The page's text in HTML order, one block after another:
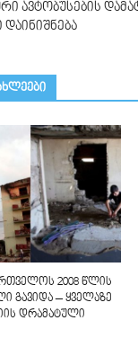
ავტობუსების
2008 წლის
გავიდა – ყველაზე
დრამატული